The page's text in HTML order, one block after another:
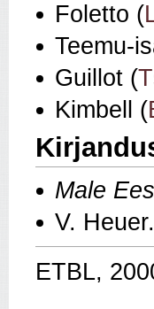
Foletto (
Guillot (
Kimbell (
Male
V. Heuer.
ETBL,